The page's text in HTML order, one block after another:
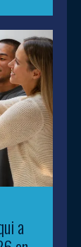
a